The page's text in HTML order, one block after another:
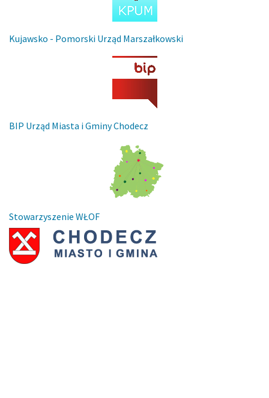
Kujawsko - Pomorski Urząd Marszałkowski
BIP Urząd Miasta i Gminy Chodecz
Stowarzyszenie WŁOF